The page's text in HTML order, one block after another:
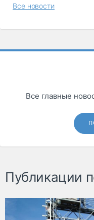
Все новости
Все главные
Публикации